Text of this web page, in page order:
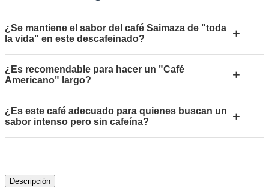
¿Se mantiene el sabor del café Saimaza de "toda
la vida" en este descafeinado?
+
¿Es recomendable para hacer un "Café
Americano" largo?
+
¿Es este café adecuado para quienes buscan un
sabor intenso pero sin cafeína?
+
Descripción